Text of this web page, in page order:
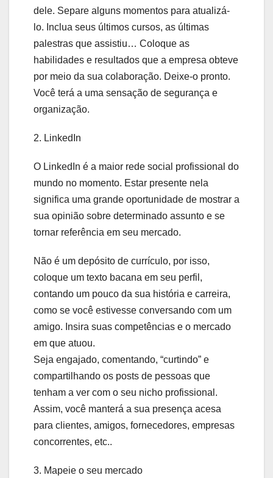
dele. Separe alguns momentos para atualizá-
lo. Inclua seus últimos cursos, as últimas
palestras que assistiu… Coloque as
habilidades e resultados que a empresa obteve
por meio da sua colaboração. Deixe-o pronto.
Você terá a uma sensação de segurança e
organização.
2. LinkedIn
O LinkedIn é a maior rede social profissional do
mundo no momento. Estar presente nela
significa uma grande oportunidade de mostrar a
sua opinião sobre determinado assunto e se
tornar referência em seu mercado.
Não é um depósito de currículo, por isso,
coloque um texto bacana em seu perfil,
contando um pouco da sua história e carreira,
como se você estivesse conversando com um
amigo. Insira suas competências e o mercado
em que atuou.
Seja engajado, comentando, “curtindo” e
compartilhando os posts de pessoas que
tenham a ver com o seu nicho profissional.
Assim, você manterá a sua presença acesa
para clientes, amigos, fornecedores, empresas
concorrentes, etc..
3. Mapeie o seu mercado